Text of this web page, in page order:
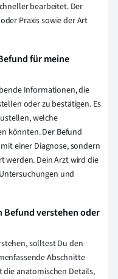
bearbeitet. Der
Praxis sowie der Art
für meine
Informationen, die
oder zu bestätigen. Es
welche
könnten. Der Befund
einer Diagnose, sondern
werden. Dein Arzt wird die
und
Befund verstehen oder
solltest Du den
Abschnitte
anatomischen Details,